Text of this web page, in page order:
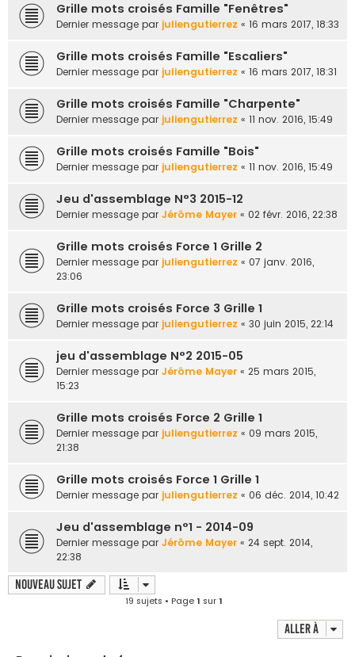
Grille mots croisés Famille "Fenêtres"
Dernier message par juliengutierrez « 16 mars 2017, 18:33
Grille mots croisés Famille "Escaliers"
Dernier message par juliengutierrez « 16 mars 2017, 18:31
Grille mots croisés Famille "Charpente"
Dernier message par juliengutierrez « 11 nov. 2016, 15:49
Grille mots croisés Famille "Bois"
Dernier message par juliengutierrez « 11 nov. 2016, 15:49
Jeu d'assemblage N°3 2015-12
Dernier message par Jérôme Mayer « 02 févr. 2016, 22:38
Grille mots croisés Force 1 Grille 2
Dernier message par juliengutierrez « 07 janv. 2016,
23:06
Grille mots croisés Force 3 Grille 1
Dernier message par juliengutierrez « 30 juin 2015, 22:14
jeu d'assemblage N°2 2015-05
Dernier message par Jérôme Mayer « 25 mars 2015,
15:23
Grille mots croisés Force 2 Grille 1
Dernier message par juliengutierrez « 09 mars 2015,
21:38
Grille mots croisés Force 1 Grille 1
Dernier message par juliengutierrez « 06 déc. 2014, 10:42
Jeu d'assemblage n°1 - 2014-09
Dernier message par Jérôme Mayer « 24 sept. 2014,
22:38
Nouveau sujet
19 sujets • Page1 sur1
Aller à